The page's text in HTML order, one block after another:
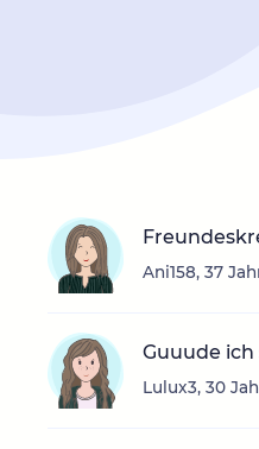
Ani158, 37
Guuude ich
Lulux3, 30